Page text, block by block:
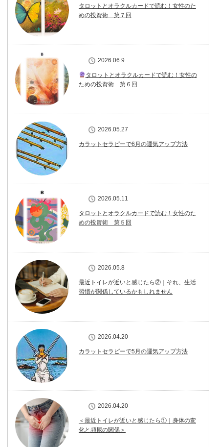
タロットとオラクルカードで読む！女性のた
めの投資術 第７回
2026.06.9
タロットとオラクルカードで読む！女性の
ための投資術 第６回
2026.05.27
カラットセラピーで6月の運気アップ方法
2026.05.11
タロットとオラクルカードで読む！女性のた
めの投資術 第５回
2026.05.8
最近トイレが近いと感じたら②｜それ、生活
習慣が関係しているかもしれません
2026.04.20
カラットセラピーで5月の運気アップ方法
2026.04.20
＜最近トイレが近いと感じたら①｜身体の変
化と頻尿の関係＞